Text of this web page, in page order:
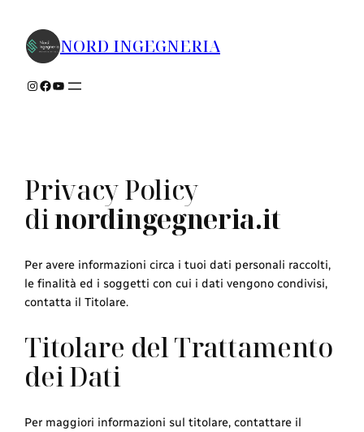
contenutoNORD INGEGNERIA
Instagram
Facebook
YouTube
Privacy Policy
dinordingegneria.it
Per avere informazioni circa i tuoi dati personali raccolti,
le finalità ed i soggetti con cui i dati vengono condivisi,
contatta il Titolare.
Titolare del Trattamento
dei Dati
Per maggiori informazioni sul titolare, contattare il